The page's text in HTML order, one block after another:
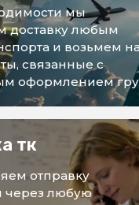
мы
доставку любым
и возьмем на
связанные с
оформлением
тк
отправку
через любую